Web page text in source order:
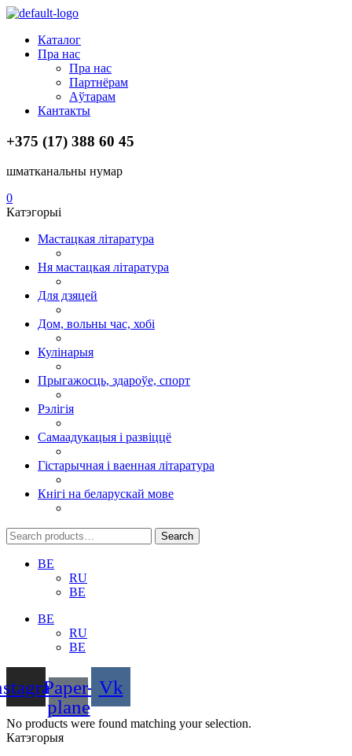
Menu
Каталог
Пра нас
Пра нас
Партнёрам
Аўтарам
Кантакты
+375 (17) 388 60 45
шматканальны нумар
0
Катэгорыі
Мастацкая літаратура
Ня мастацкая літаратура
Для дзяцей
Дом, вольны час, хобі
Кулінарыя
Прыгажосць, здароўе, спорт
Рэлігія
Самаадукацыя і развіццё
Гістарычная і ваенная літаратура
Кнігі на беларускай мове
Search
for:
Search
BE
RU
BE
BE
RU
BE
Paper-
plane
Vk
No products were found matching your selection.
Катэгорыя